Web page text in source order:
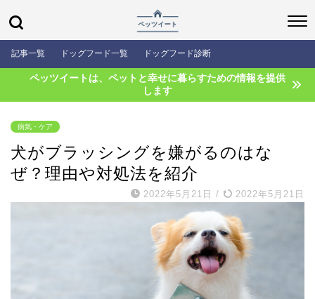
記事一覧 ドッグフード一覧 ドッグフード診断
ペッツイートは、ペットと幸せに暮らすための情報を提供
します
病気・ケア
犬がブラッシングを嫌がるのはな
ぜ？理由や対処法を紹介
2022年5月21日 / 2022年5月21日